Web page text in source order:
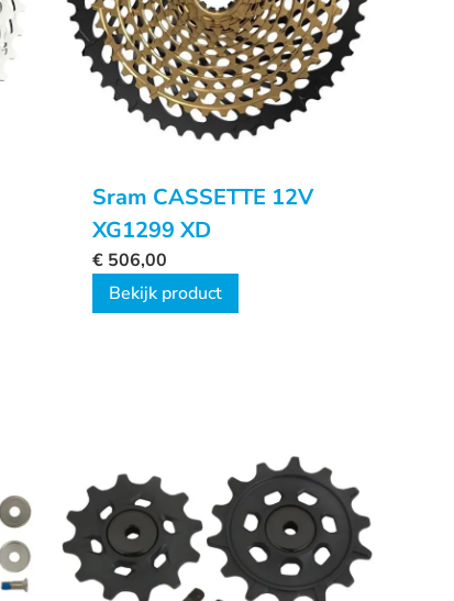
Sram CASSETTE 12V
XG1299 XD
€ 506,00
Bekijk product